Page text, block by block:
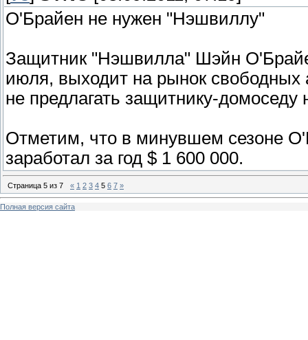
О'Брайен не нужен "Нэшвиллу"
Защитник "Нэшвилла" Шэйн
июля, выходит на рынок свободных
не предлагать защитнику-
Отметим, что в минувшем сезоне
заработал за год $ 1 600 000.
Страница 5 из 7 « 1 2 3 4 5 6 7 »
Полная версия сайта